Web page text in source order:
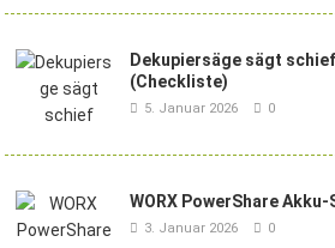
Dekupiersäge sägt
(Checkliste)
5. Januar 2026 0
WORX PowerShare Akku-
3. Januar 2026 0